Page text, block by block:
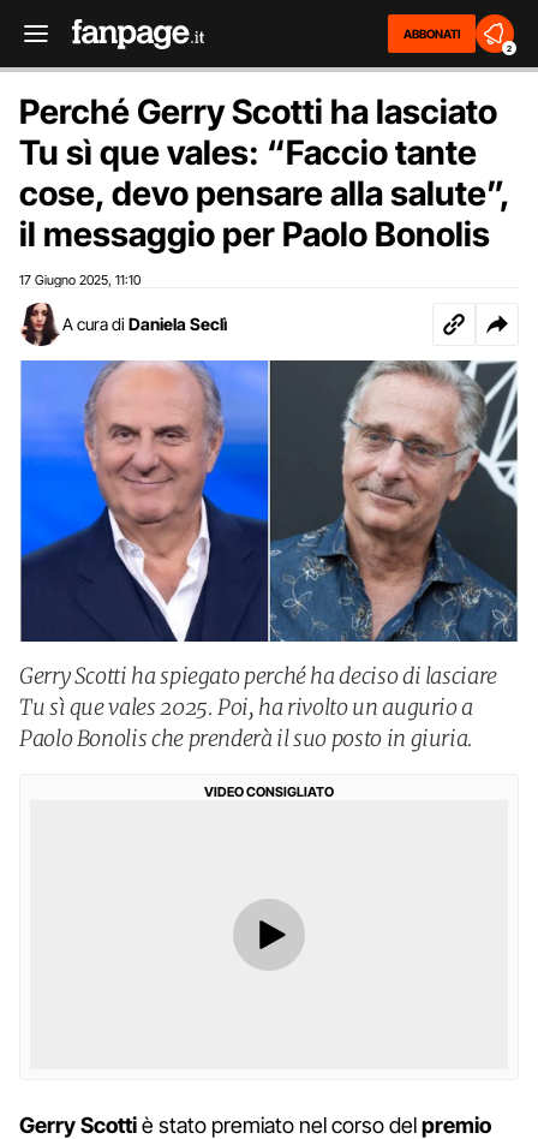
ABBONATI
2
Perché Gerry Scotti ha lasciato
Tu sì que vales: “Faccio tante
cose, devo pensare alla salute”,
il messaggio per Paolo Bonolis
17 Giugno 2025 11:10
A cura di Daniela Seclì
Gerry Scotti ha spiegato perché ha deciso di lasciare
Tu sì que vales 2025. Poi, ha rivolto un augurio a
Paolo Bonolis che prenderà il suo posto in giuria.
VIDEO CONSIGLIATO
Gerry Scottiè stato premiato nel corso delpremio